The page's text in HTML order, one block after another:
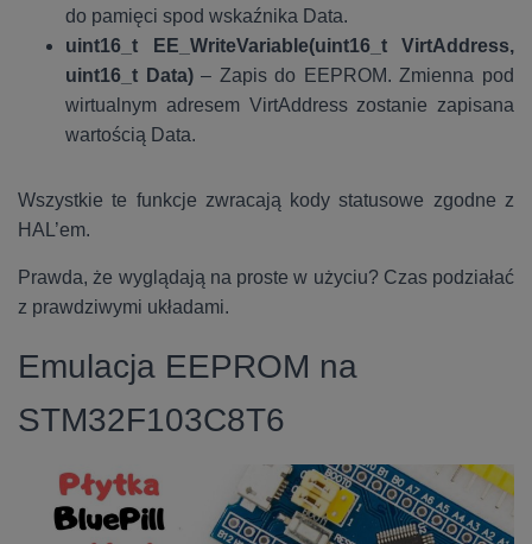
do pamięci spod wskaźnika Data.
uint16_t EE_WriteVariable(uint16_t VirtAddress,
uint16_t Data)– Zapis do EEPROM. Zmienna pod
wirtualnym adresem VirtAddress zostanie zapisana
wartością Data.
Wszystkie te funkcje zwracają kody statusowe zgodne z
HAL’em.
Prawda, że wyglądają na proste w użyciu? Czas podziałać
z prawdziwymi układami.
Emulacja EEPROM na
STM32F103C8T6